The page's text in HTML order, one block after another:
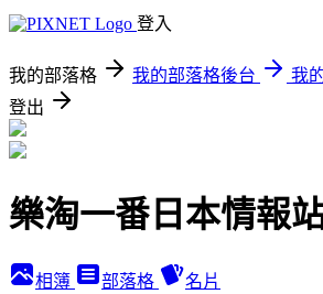
登入
我的部落格 我的部落格後台
我
登出
樂淘一番日本情報
相簿 部落格 名片